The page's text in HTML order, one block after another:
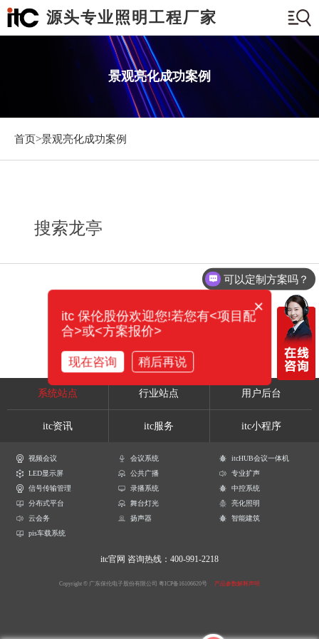
源头专业照明工程厂家
景观亮化成功案例
首页>景观亮化成功案例
搜索龙亭
系统站点 行业站点 用户后台
itc资讯 itc服务 itc小程序
视频会议 会议系统
itcHUB会议一体机
LED显示屏
公共广播
专业扩声
信号传输管理
录播系统
中控系统
分布式平台
舞台灯光
亮化照明
云会务
扬声器
智能建筑
pis车载系统
itc官网 咨询热线：400-991-2218
Copyright © 广东保伦电子股份有限公司 粤ICP备16106620号 产品参数解释声明
可以定制方案吗？
×
itc 保伦股份欢迎您!若您有<项目配
合>或<方案报价>
现在咨询 稍后再说